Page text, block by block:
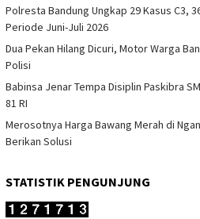
Polresta Bandung Ungkap 29 Kasus C3,
Periode Juni-Juli 2026
Dua Pekan Hilang Dicuri, Motor Warga
Polisi
Babinsa Jenar Tempa Disiplin Paskibra
81 RI
Merosotnya Harga Bawang Merah di
Berikan Solusi
STATISTIK PENGUNJUNG